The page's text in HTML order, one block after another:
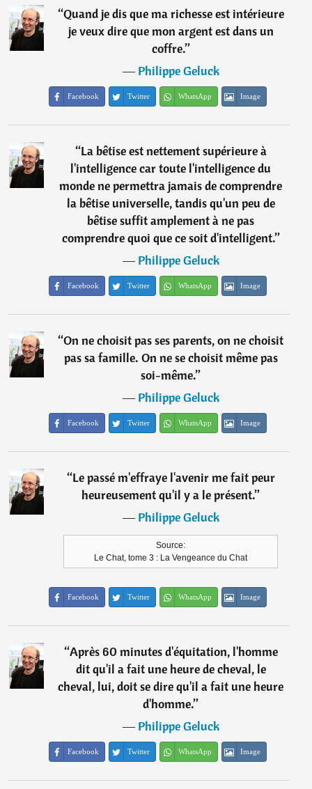
“Quand je dis que ma richesse est intérieure
je veux dire que mon argent est dans un
coffre.”
―Philippe Geluck
Facebook Twitter WhatsApp Image
“La bêtise est nettement supérieure à
l'intelligence car toute l'intelligence du
monde ne permettra jamais de comprendre
la bêtise universelle, tandis qu'un peu de
bêtise suffit amplement à ne pas
comprendre quoi que ce soit d'intelligent.”
―Philippe Geluck
Facebook Twitter WhatsApp Image
“On ne choisit pas ses parents, on ne choisit
pas sa famille. On ne se choisit même pas
soi-même.”
―Philippe Geluck
Facebook Twitter WhatsApp Image
“Le passé m'effraye l'avenir me fait peur
heureusement qu'il y a le présent.”
―Philippe Geluck
Source:
Le Chat, tome 3 : La Vengeance du Chat
Facebook Twitter WhatsApp Image
“Après 60 minutes d'équitation, l'homme
dit qu'il a fait une heure de cheval, le
cheval, lui, doit se dire qu'il a fait une heure
d'homme.”
―Philippe Geluck
Facebook Twitter WhatsApp Image